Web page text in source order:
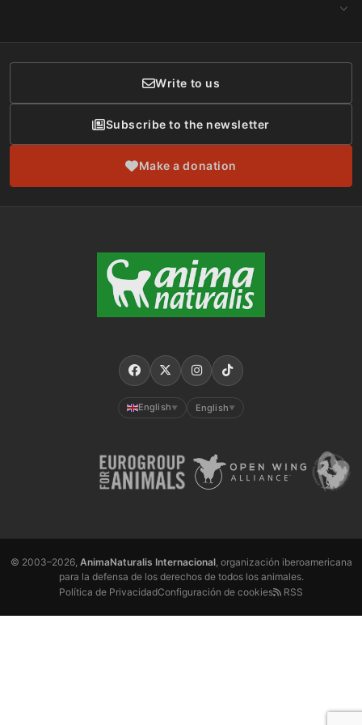
Donor Care
Write to us
Subscribe to the newsletter
Make a donation
English ▼ English ▼
© 2003–2026, AnimaNaturalis Internacional, organización iberoamericana
para la defensa de los derechos de todos los animales.
Política de PrivacidadConfiguración de cookies RSS